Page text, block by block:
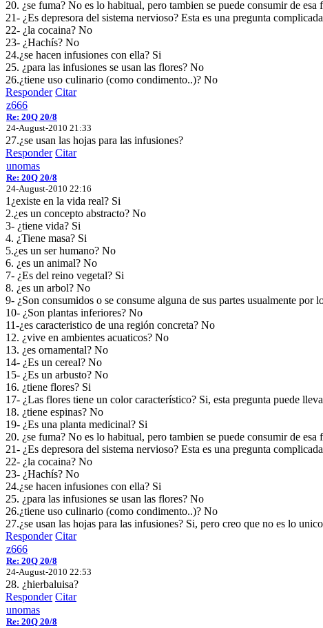
20. ¿se fuma? No es lo habitual, pero tambien se puede consumir de esa
21- ¿Es depresora del sistema nervioso? Esta es una pregunta
22- ¿la cocaina? No
23- ¿Hachís? No
24.¿se hacen infusiones con ella? Si
25. ¿para las infusiones se usan las flores? No
26.¿tiene uso culinario (como condimento..)? No
Responder Citar
z666
Re: 20Q 20/8
24-August-2010 21:33
27.¿se usan las hojas para las infusiones?
Responder Citar
unomas
Re: 20Q 20/8
24-August-2010 22:16
1¿existe en la vida real? Si
2.¿es un concepto abstracto? No
3- ¿tiene vida? Si
4. ¿Tiene masa? Si
5.¿es un ser humano? No
6. ¿es un animal? No
7- ¿Es del reino vegetal? Si
8. ¿es un arbol? No
9- ¿Son consumidos o se consume alguna de sus partes usualmente por
10- ¿Son plantas inferiores? No
11-¿es caracteristico de una región concreta? No
12. ¿vive en ambientes acuaticos? No
13. ¿es ornamental? No
14- ¿Es un cereal? No
15- ¿Es un arbusto? No
16. ¿tiene flores? Si
17- ¿Las flores tiene un color característico? Si, esta pregunta puede
18. ¿tiene espinas? No
19- ¿Es una planta medicinal? Si
20. ¿se fuma? No es lo habitual, pero tambien se puede consumir de esa
21- ¿Es depresora del sistema nervioso? Esta es una pregunta
22- ¿la cocaina? No
23- ¿Hachís? No
24.¿se hacen infusiones con ella? Si
25. ¿para las infusiones se usan las flores? No
26.¿tiene uso culinario (como condimento..)? No
27.¿se usan las hojas para las infusiones? Si, pero creo que no es lo
Responder Citar
z666
Re: 20Q 20/8
24-August-2010 22:53
28. ¿hierbaluisa?
Responder Citar
unomas
Re: 20Q 20/8